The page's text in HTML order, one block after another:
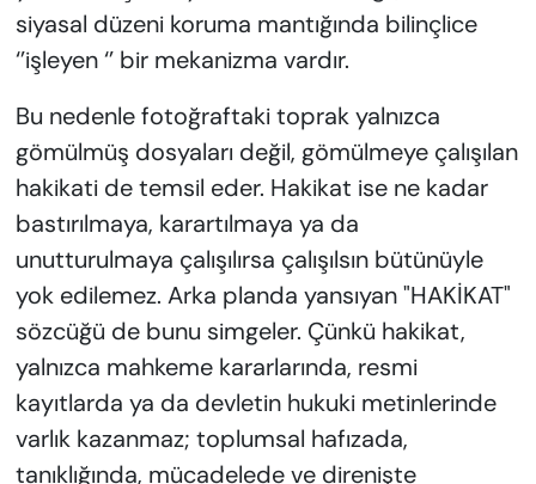
siyasal düzeni koruma mantığında bilinçlice
‘’işleyen ‘’ bir mekanizma vardır.
Bu nedenle fotoğraftaki toprak yalnızca
gömülmüş dosyaları değil, gömülmeye çalışılan
hakikati de temsil eder. Hakikat ise ne kadar
bastırılmaya, karartılmaya ya da
unutturulmaya çalışılırsa çalışılsın bütünüyle
yok edilemez. Arka planda yansıyan "HAKİKAT"
sözcüğü de bunu simgeler. Çünkü hakikat,
yalnızca mahkeme kararlarında, resmi
kayıtlarda ya da devletin hukuki metinlerinde
varlık kazanmaz; toplumsal hafızada,
tanıklığında, mücadelede ve direnişte